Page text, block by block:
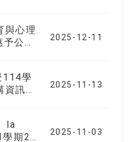
與心理
公告
2025-12-11
114學
訊如
2025-11-13
la
期2
2025-11-03